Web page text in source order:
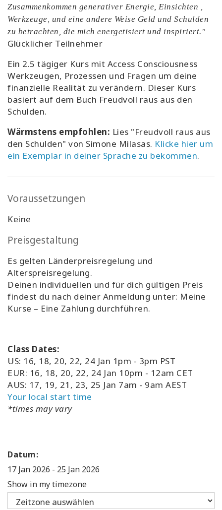
Zusammenkommen generativer Energie, Einsichten ,
Werkzeuge, und eine andere Weise Geld und Schulden
zu betrachten, die mich energetisiert und inspiriert."
Glücklicher Teilnehmer
Ein 2.5 tägiger Kurs mit Access Consciousness
Werkzeugen, Prozessen und Fragen um deine
finanzielle Realität zu verändern. Dieser Kurs
basiert auf dem Buch Freudvoll raus aus den
Schulden.
Wärmstens empfohlen: Lies "Freudvoll raus aus
den Schulden" von Simone Milasas. Klicke hier um
ein Exemplar in deiner Sprache zu bekommen.
Voraussetzungen
Keine
Preisgestaltung
Es gelten Länderpreisregelung und
Alterspreisregelung.
Deinen individuellen und für dich gültigen Preis
findest du nach deiner Anmeldung unter: Meine
Kurse – Eine Zahlung durchführen.
Class Dates:
US: 16, 18, 20, 22, 24 Jan 1pm - 3pm PST
EUR: 16, 18, 20, 22, 24 Jan 10pm - 12am CET
AUS: 17, 19, 21, 23, 25 Jan 7am - 9am AEST
Your local start time
*times may vary
Datum:
17 Jan 2026 - 25 Jan 2026
Show in my timezone